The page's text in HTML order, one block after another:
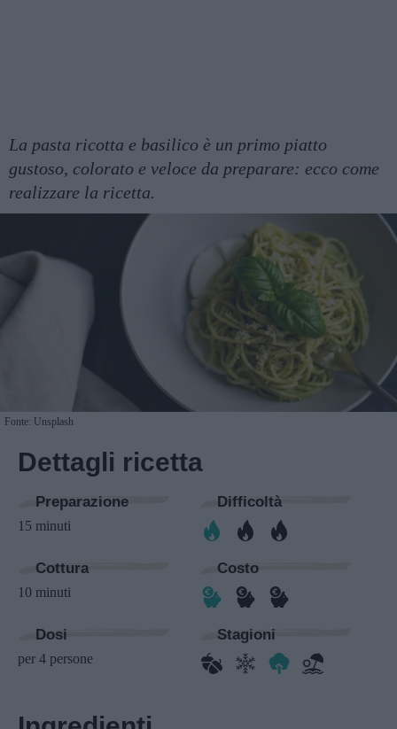
La pasta ricotta e basilico è un primo piatto
gustoso, colorato e veloce da preparare: ecco come
realizzare la ricetta.
Fonte: Unsplash
Dettagli ricetta
Preparazione
15 minuti
Difficoltà
Cottura
10 minuti
Costo
Dosi
per 4 persone
Stagioni